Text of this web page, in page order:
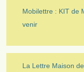
Mobilettre : KIT de
venir
La Lettre Maison